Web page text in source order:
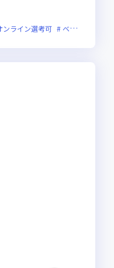
ンライン選考可 ベンチャー企業